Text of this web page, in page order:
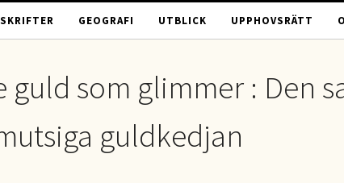
GEOGRAFI UTBLICK UPPHOVSRÄTT
guld som glimmer : Den
guldkedjan